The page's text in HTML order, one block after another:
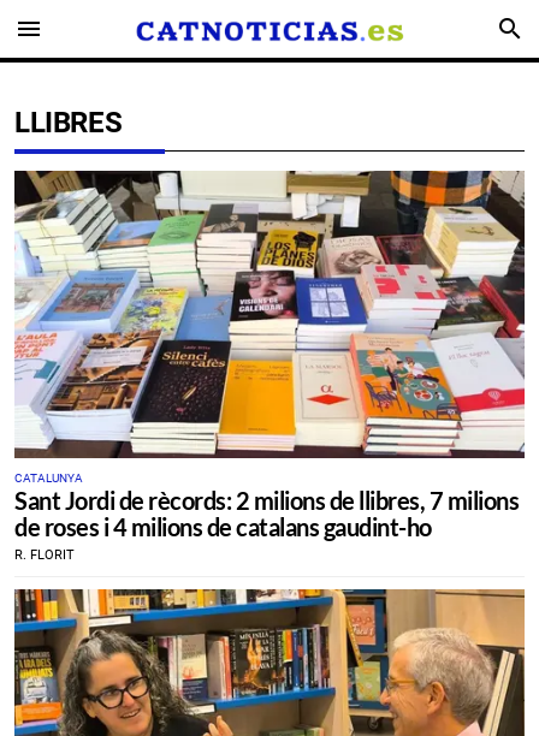
menu search
LLIBRES
CATALUNYA
Sant Jordi de rècords: 2 milions de llibres, 7 milions
de roses i 4 milions de catalans gaudint-ho
R. FLORIT